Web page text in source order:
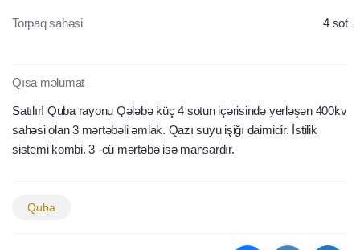
Torpaq sahəsi 4 sot
Qısa məlumat
Satılır! Quba rayonu Qələbə küç 4 sotun içərisində yerləşən 400kv
sahəsi olan 3 mərtəbəli əmlak. Qazı suyu işiğı daimidir. İstilik
sistemi kombi. 3 -cü mərtəbə isə mansardır.
Quba